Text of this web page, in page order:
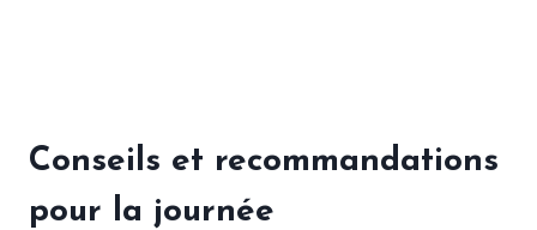
Conseils et recommandations
pour la journée